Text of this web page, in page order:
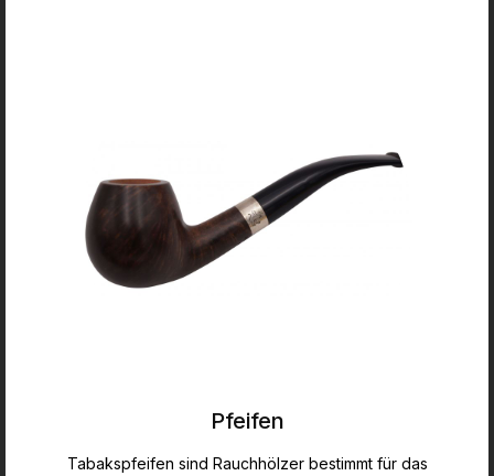
Pfeifen
Tabakspfeifen sind Rauchhölzer bestimmt für das